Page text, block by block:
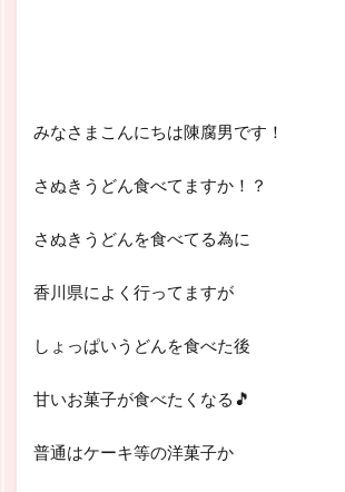
みなさまこんにちは陳腐男です！
さぬきうどん食べてますか！？
さぬきうどんを食べてる為に
香川県によく行ってますが
しょっぱいうどんを食べた後
甘いお菓子が食べたくなる🎵
普通はケーキ等の洋菓子か